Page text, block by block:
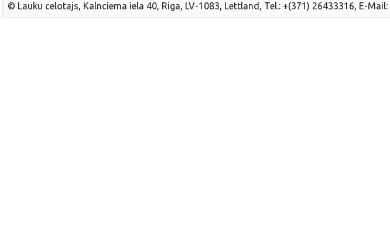
© Lauku celotajs, Kalnciema iela 40, Riga, LV-1083, Lettland, Tel.: +(371) 26433316, E-Mail: